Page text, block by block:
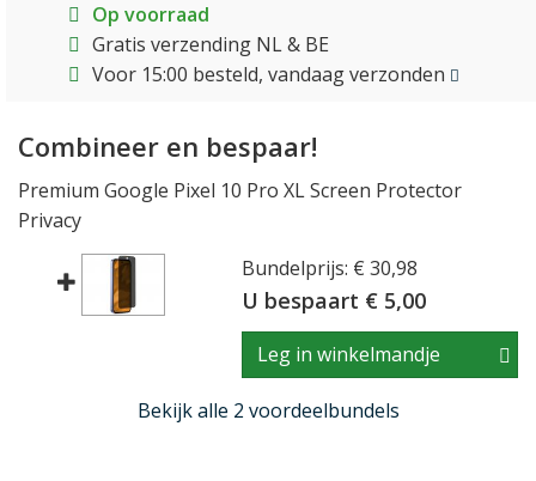
Op voorraad
Gratis verzending NL & BE
Voor 15:00 besteld, vandaag verzonden
Combineer en bespaar!
Premium Google Pixel 10 Pro XL Screen Protector
Privacy
Bundelprijs: € 30,98
U bespaart € 5,00
Leg in winkelmandje
Bekijk alle 2 voordeelbundels